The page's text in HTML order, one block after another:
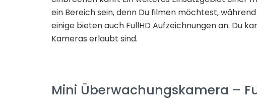
ein Bereich sein, denn Du filmen möchtest,
einige bieten auch FullHD Aufzeichnungen an. Du
Kameras erlaubt sind.
Mini Überwachungskamera –